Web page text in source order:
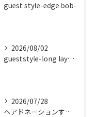
guest style-edge bob-
2026/08/02
gueststyle-long layer-
2026/07/28
ヘアドネーションするお客様✂